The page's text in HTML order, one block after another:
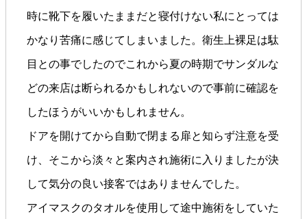
時に靴下を履いたままだと寝付けない私にとっては
かなり苦痛に感じてしまいました。衛生上裸足は駄
目との事でしたのでこれから夏の時期でサンダルな
どの来店は断られるかもしれないので事前に確認を
したほうがいいかもしれません。
ドアを開けてから自動で閉まる扉と知らず注意を受
け、そこから淡々と案内され施術に入りましたが決
して気分の良い接客ではありませんでした。
アイマスクのタオルを使用して途中施術をしていた